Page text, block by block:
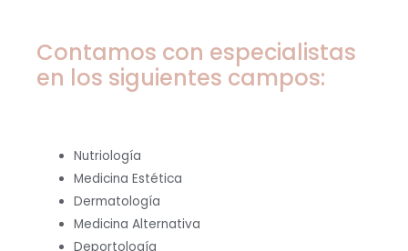
Contamos con especialistas
en los siguientes campos:
Nutriología
Medicina Estética
Dermatología
Medicina Alternativa
Deportología